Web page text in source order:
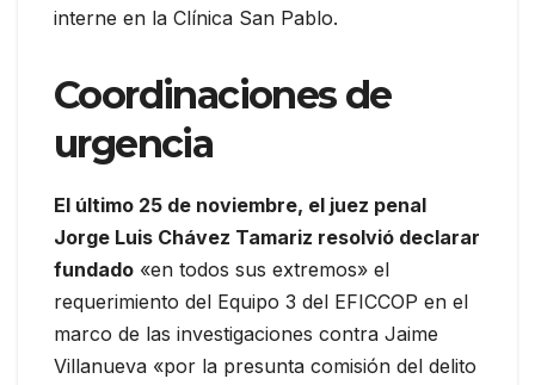
interne en la Clínica San Pablo.
Coordinaciones de
urgencia
El último 25 de noviembre, el juez penal
Jorge Luis Chávez Tamariz resolvió declarar
fundado «en todos sus extremos» el
requerimiento del Equipo 3 del EFICCOP en el
marco de las investigaciones contra Jaime
Villanueva «por la presunta comisión del delito